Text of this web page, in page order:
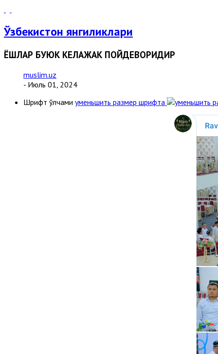
Ўзбекистон янгиликлари
ЁШЛАР БУЮК КЕЛАЖАК ПОЙДЕВОРИДИР
muslim.uz
- Июль 01, 2024
Шрифт ўлчами уменьшить размер шрифта